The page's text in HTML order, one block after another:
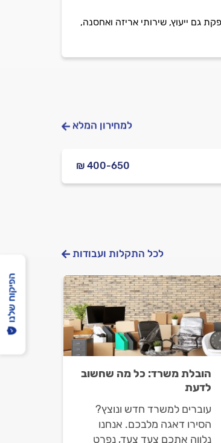
גם ייעוץ, שירותי אריזה ואחסנה,
למחירון המלא
₪ 400-650
לכל התקלות ועבודות
הובלת משרד: כל מה שחשוב
לדעת
עוברים למשרד חדש ונוצץ?
הסירו דאגה מלבכם. אנחנו
נלווה אתכם צעד צעד, נפרט
הפיקוח שלנו